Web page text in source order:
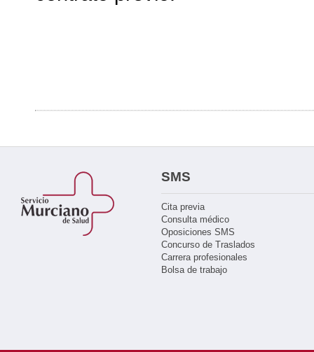
SMS
Cita previa
Consulta médico
Oposiciones SMS
Concurso de Traslados
Carrera profesionales
Bolsa de trabajo